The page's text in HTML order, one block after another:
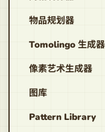
物品规划器
Tomolingo 生成器
像素艺术生成器
图库
Pattern Library